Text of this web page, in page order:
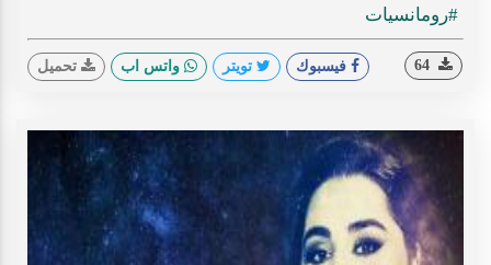
#رومانسيات
فيسبوك تويتر واتس اب تحميل